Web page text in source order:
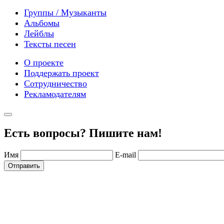
Группы / Музыканты
Альбомы
Лейблы
Тексты песен
О проекте
Поддержать проект
Сотрудничество
Рекламодателям
Есть вопросы? Пишите нам!
Имя E-mail